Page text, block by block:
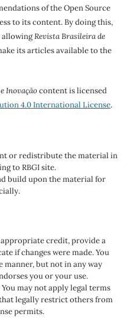
of the Open Source
to its content. By doing this,
allowingRevista Brasileira de
its articles available to the
Inovaçãocontent is licensed
4.0 International License.
or redistribute the material in
to RBGI site.
build upon the material for
credit, provide a
if changes were made. You
manner, but not in any way
you or your use.
may not apply legal terms
legally restrict others from
permits.